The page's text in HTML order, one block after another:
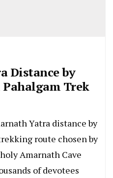
Distance by
Trek
Yatra distance by
route chosen by
Amarnath Cave
of devotees